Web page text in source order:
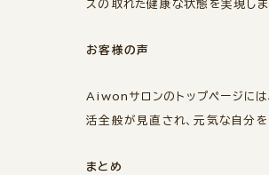
スの取れた健康な状態を実現しま
お客様の声
Aiwonサロンのトップページには
活全般が見直され、元気な自分
まとめ